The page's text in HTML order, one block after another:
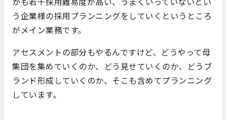
う企業様の採用プランニングをしていくというところ
がメイン業務です。
アセスメントの部分もやるんですけど、どうやって母
集団を集めていくのか、どう見せていくのか、どうブ
ランド形成していくのか、そこも含めてプランニング
しています。